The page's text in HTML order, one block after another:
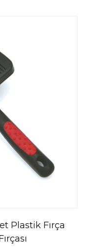
Plastik Fırça